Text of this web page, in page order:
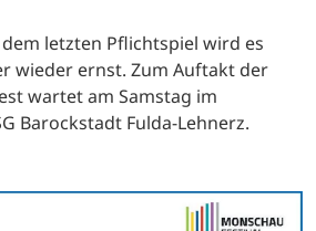
dem letzten Pflichtspiel wird es
wieder ernst. Zum Auftakt der
wartet am Samstag im
Barockstadt Fulda-Lehnerz.